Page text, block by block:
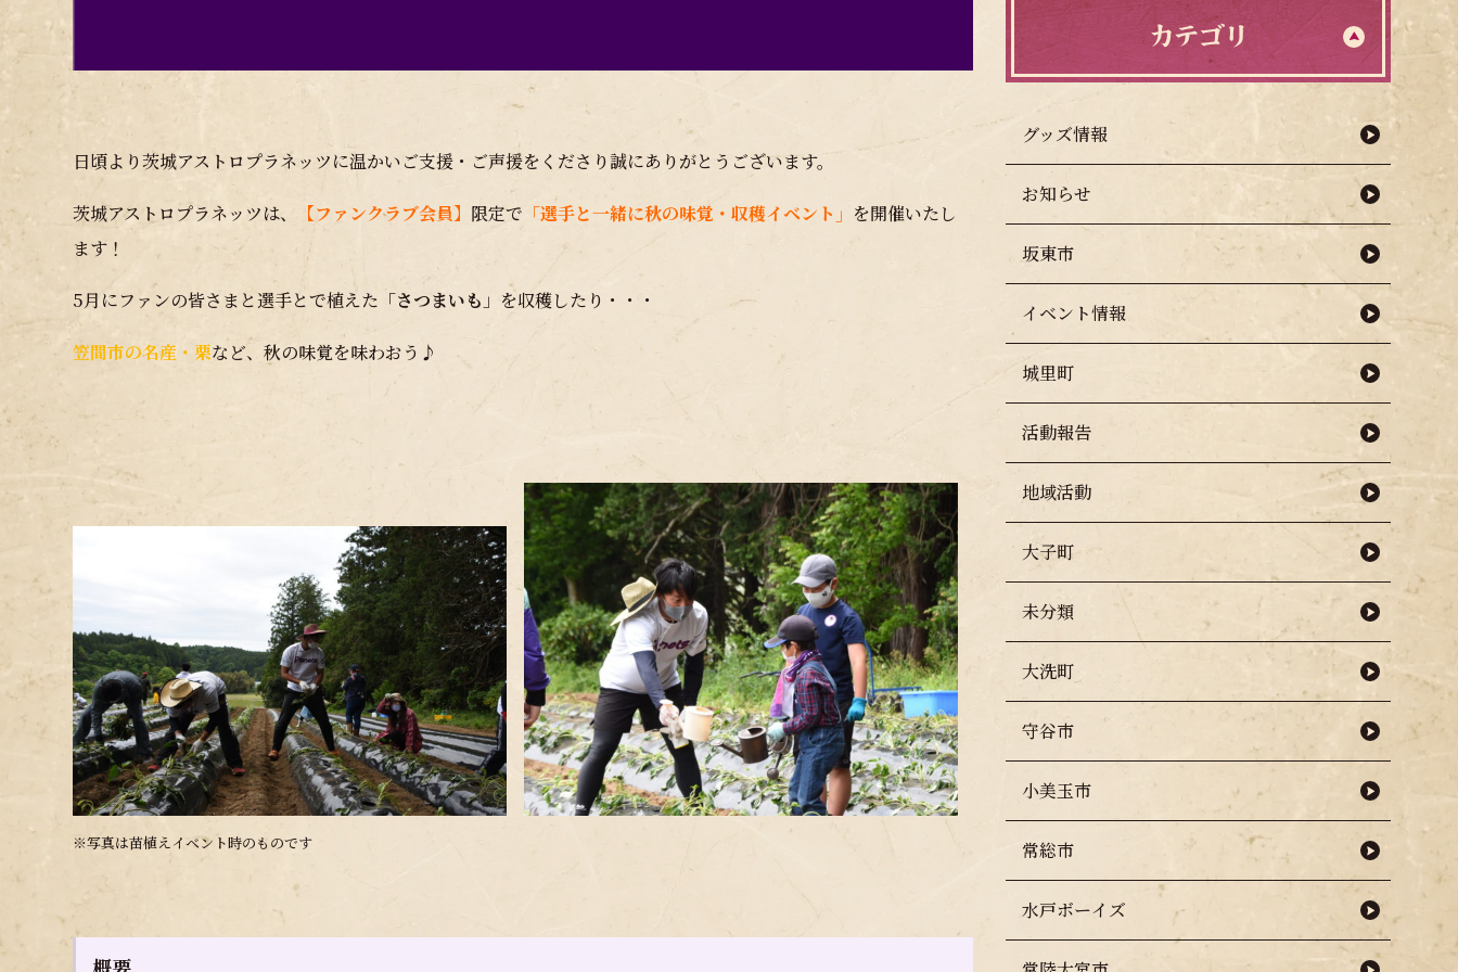
日頃より茨城アストロプラネッツに温かいご支援・ご声援をくださり誠にありがとうございます。
茨城アストロプラネッツは、 【ファンクラブ会員】 限定で 「選手と一緒に秋の味覚・収穫イベント」 を開催いたし
ます！
5月にファンの皆さまと選手とで植えた 「さつまいも 」を収穫したり・・・
笠間市の名産・栗など、秋の味覚を味わおう♪
※写真は苗植えイベント時のものです
概要
カテゴリ
グッズ情報
お知らせ
坂東市
イベント情報
城里町
活動報告
地域活動
大子町
未分類
大洗町
守谷市
小美玉市
常総市
水戸ボーイズ